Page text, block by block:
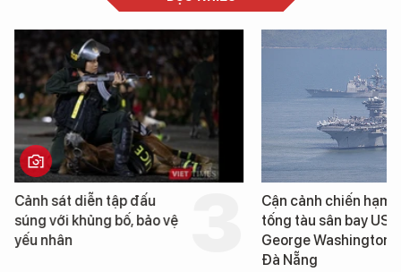
Cảnh sát diễn tập đấu
súng với khủng bố, bảo vệ
yếu nhân
Cận cảnh chiến hạm
tống tàu sân bay USS
George Washington
Đà Nẵng